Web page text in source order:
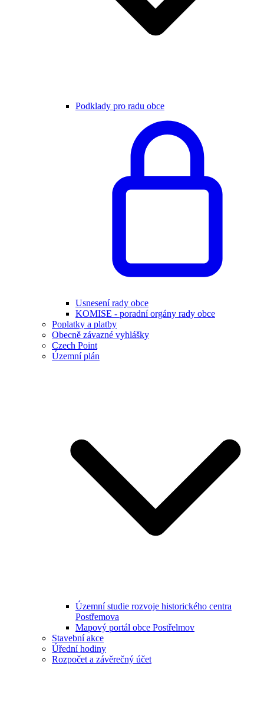
Podklady pro radu obce
Usnesení rady obce
KOMISE - poradní orgány rady obce
Poplatky a platby
Obecně závazné vyhlášky
Czech Point
Územní plán
Územní studie rozvoje historického centra
Postřemova
Mapový portál obce Postřelmov
Stavební akce
Úřední hodiny
Rozpočet a závěrečný účet